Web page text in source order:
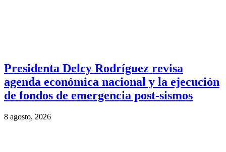
Presidenta Delcy Rodríguez revisa
agenda económica nacional y la ejecución
de fondos de emergencia post-sismos
8 agosto, 2026